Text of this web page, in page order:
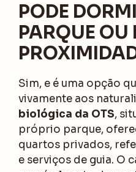
PODE
PARQUE OU
Sim, e é uma opção
vivamente aos
biológica da OTS,
próprio parque,
quartos privados,
e serviços de guia. O